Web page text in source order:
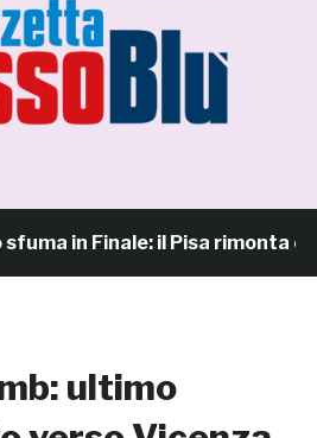
in Finale: il Pisa rimonta e
ultimo